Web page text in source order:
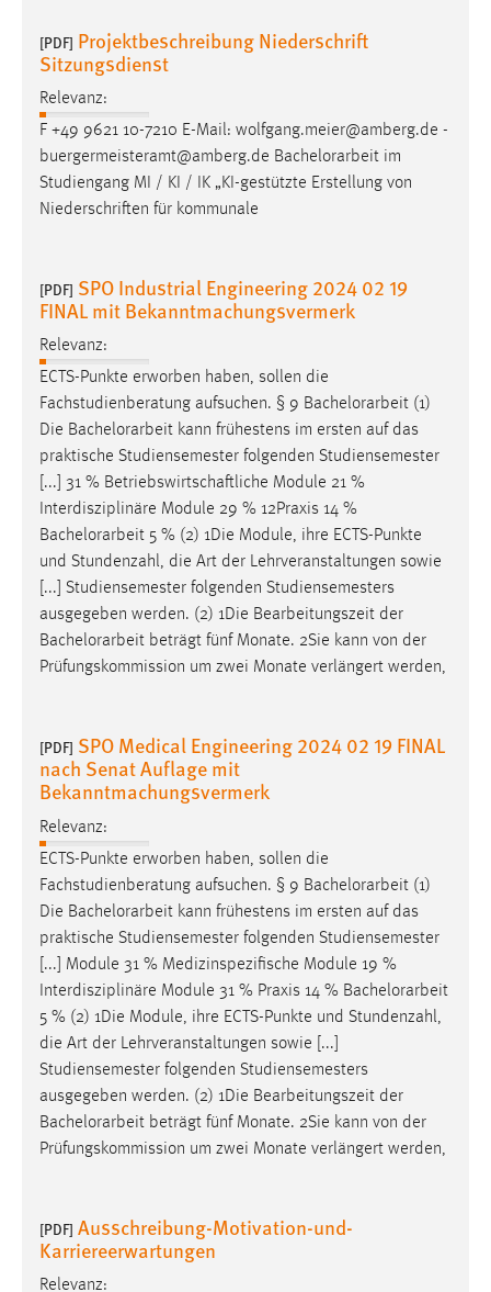
[PDF] Projektbeschreibung Niederschrift
Sitzungsdienst
Relevanz:
F +49 9621 10-7210 E-Mail: wolfgang.meier@amberg.de -
buergermeisteramt@amberg.de Bachelorarbeit im
Studiengang MI / KI / IK „KI-gestützte Erstellung von
Niederschriften für kommunale
[PDF] SPO Industrial Engineering 2024 02 19
FINAL mit Bekanntmachungsvermerk
Relevanz:
ECTS-Punkte erworben haben, sollen die
Fachstudienberatung aufsuchen. § 9 Bachelorarbeit (1)
Die Bachelorarbeit kann frühestens im ersten auf das
praktische Studiensemester folgenden Studiensemester
[...] 31 % Betriebswirtschaftliche Module 21 %
Interdisziplinäre Module 29 % 12Praxis 14 %
Bachelorarbeit 5 % (2) 1Die Module, ihre ECTS-Punkte
und Stundenzahl, die Art der Lehrveranstaltungen sowie
[...] Studiensemester folgenden Studiensemesters
ausgegeben werden. (2) 1Die Bearbeitungszeit der
Bachelorarbeit beträgt fünf Monate. 2Sie kann von der
Prüfungskommission um zwei Monate verlängert werden,
[PDF] SPO Medical Engineering 2024 02 19 FINAL
nach Senat Auflage mit
Bekanntmachungsvermerk
Relevanz:
ECTS-Punkte erworben haben, sollen die
Fachstudienberatung aufsuchen. § 9 Bachelorarbeit (1)
Die Bachelorarbeit kann frühestens im ersten auf das
praktische Studiensemester folgenden Studiensemester
[...] Module 31 % Medizinspezifische Module 19 %
Interdisziplinäre Module 31 % Praxis 14 % Bachelorarbeit
5 % (2) 1Die Module, ihre ECTS-Punkte und Stundenzahl,
die Art der Lehrveranstaltungen sowie [...]
Studiensemester folgenden Studiensemesters
ausgegeben werden. (2) 1Die Bearbeitungszeit der
Bachelorarbeit beträgt fünf Monate. 2Sie kann von der
Prüfungskommission um zwei Monate verlängert werden,
[PDF] Ausschreibung-Motivation-und-
Karriereerwartungen
Relevanz:
Wird benötigt um die Chatfunktion nutzen zu können.
MibewSessionID, mibew-chat-frame-style-
5e9dbeb1811c0446 = Sitzungslaufzeit, mibew_locale = 3
Jahre, MIBEW_UserID = 1 Jahr
Login
fe_user, be_user, be_lastLoginProvider
Dieser Cookie ist notwendig um sich an der Website
einloggen zu können.
Cookie Laufzeit:
24 Stunden
STATISTIK
Statistik Cookies erfassen Informationen anonym.
Diese Informationen helfen uns zu verstehen, wie
unsere Besucher unsere Website nutzen.
Matomo
Zweck:
Zugriffsstatistik
Cookie Laufzeit:
Max. 13 Monate
MARKETING
Marketing Cookies werden von Drittanbietern
verwendet, um personalisierte Werbung anzuzeigen.
Sie tun dies, indem sie Besucher über Websites
hinweg verfolgen.
Google Ads
Name:
Anbieter:
Google Ireland Limited